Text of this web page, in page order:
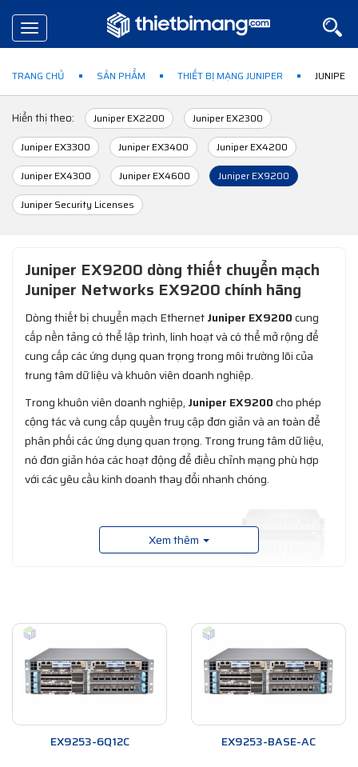
Toggle
navigation
TRANG CHỦ SẢN PHẨM THIẾT BỊ MẠNG JUNIPER
Hiển thị theo: Juniper EX2200
Juniper EX2300
Juniper EX3300
Juniper EX3400
Juniper EX4200
Juniper EX4300
Juniper EX4600
Juniper EX9200
Juniper Security Licenses
Juniper EX9200 dòng thiết chuyển mạch
Juniper Networks EX9200 chính hãng
Dòng thiết bị chuyển mạch EthernetJuniper EX9200cung
cấp nền tảng có thể lập trình, linh hoạt và có thể mở rộng để
cung cấp các ứng dụng quan trọng trong môi trường lõi của
trung tâm dữ liệu và khuôn viên doanh nghiệp.
Trong khuôn viên doanh nghiệp, Juniper EX9200cho phép
cộng tác và cung cấp quyền truy cập đơn giản và an toàn để
phân phối các ứng dụng quan trọng. Trong trung tâm dữ liệu,
nó đơn giản hóa các hoạt động để điều chỉnh mạng phù hợp
với các yêu cầu kinh doanh thay đổi nhanh chóng.
Thiết bị chuyển mạchJuniper EX9200cũng đóng vai trò là
nền tảng cho kiến ​​trúc Junos Fusion Enterprise, một phương
mạch mở, có khả năng mở rộng cao cho khuôn viên doanh
nghiệp. Junos Fusion Enterprise đơn giản hóa đáng kể việc
Xem thêm
EX9253-6Q12C EX9253-BASE-AC